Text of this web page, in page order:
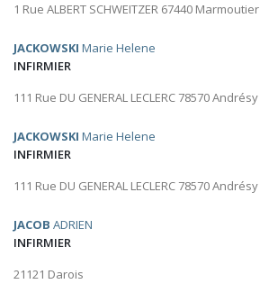
1 Rue ALBERT SCHWEITZER 67440 Marmoutier
JACKOWSKI Marie Helene
INFIRMIER
111 Rue DU GENERAL LECLERC 78570 Andrésy
JACKOWSKI Marie Helene
INFIRMIER
111 Rue DU GENERAL LECLERC 78570 Andrésy
JACOB ADRIEN
INFIRMIER
21121 Darois